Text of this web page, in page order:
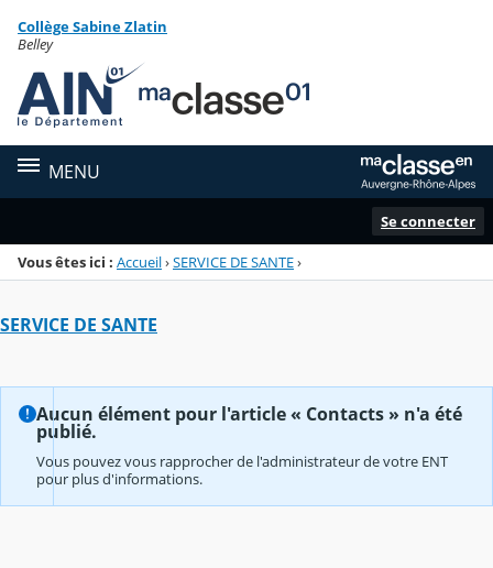
Menu de la rubrique
Contenu
Collège Sabine Zlatin
Belley
MENU
Se connecter
Vous êtes ici : Accueil›SERVICE DE SANTE›
SERVICE DE SANTE
Aucun élément pour l'article « Contacts » n'a été
publié.
Vous pouvez vous rapprocher de l'administrateur de votre ENT
pour plus d'informations.